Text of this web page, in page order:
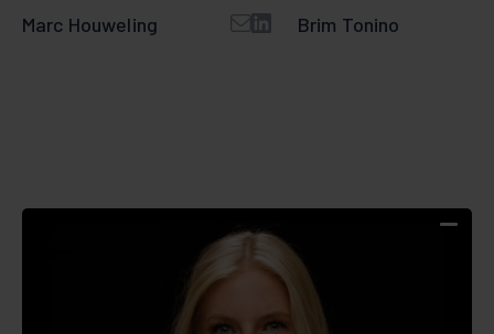
Marc Houweling Brim Tonino